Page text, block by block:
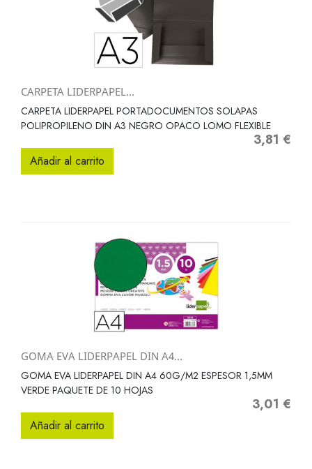
CARPETA LIDERPAPEL...
CARPETA LIDERPAPEL PORTADOCUMENTOS SOLAPAS
POLIPROPILENO DIN A3 NEGRO OPACO LOMO FLEXIBLE
Precio
3,81 €
Añadir al carrito
GOMA EVA LIDERPAPEL DIN A4...
GOMA EVA LIDERPAPEL DIN A4 60G/M2 ESPESOR 1,5MM
VERDE PAQUETE DE 10 HOJAS
Precio
3,01 €
Añadir al carrito